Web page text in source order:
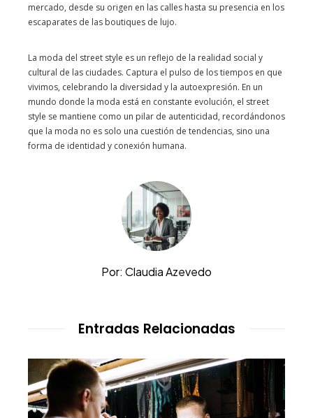
mercado, desde su origen en las calles hasta su presencia en los
escaparates de las boutiques de lujo.
La moda del street style es un reflejo de la realidad social y
cultural de las ciudades. Captura el pulso de los tiempos en que
vivimos, celebrando la diversidad y la autoexpresión. En un
mundo donde la moda está en constante evolución, el street
style se mantiene como un pilar de autenticidad, recordándonos
que la moda no es solo una cuestión de tendencias, sino una
forma de identidad y conexión humana.
Por: Claudia Azevedo
Entradas Relacionadas